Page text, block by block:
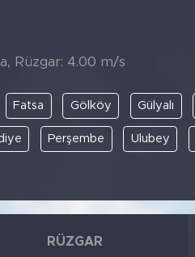
Rüzgar: 4.00 m/s
Fatsa Gölköy Gülyalı
Perşembe Ulubey
RÜZGAR